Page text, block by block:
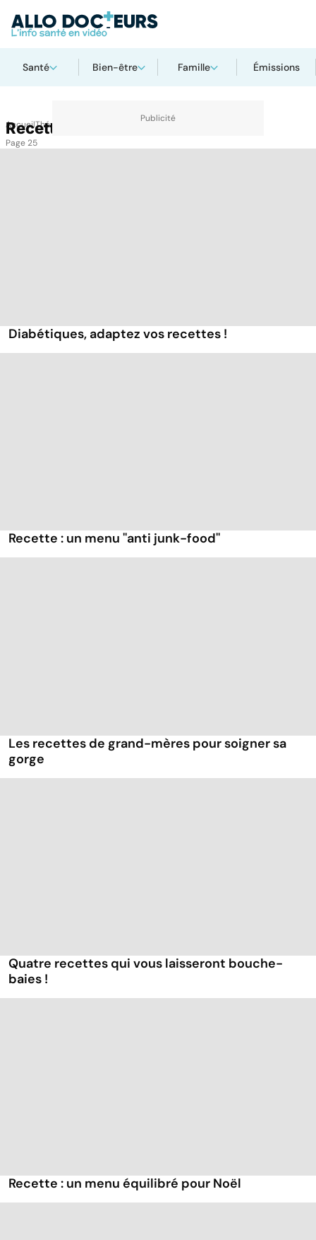
Santé Bien-être Famille Émissions
AccueilThématiques
Recettes
Page 25
Diabétiques, adaptez vos recettes !
Recette : un menu ''anti junk-food''
Les recettes de grand-mères pour soigner sa
gorge
Quatre recettes qui vous laisseront bouche-
baies !
Recette : un menu équilibré pour Noël